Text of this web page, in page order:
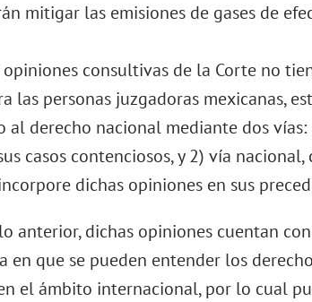
mitigar las emisiones de gases de
consultivas de la Corte no
las personas juzgadoras mexicanas,
al derecho nacional mediante dos
casos contenciosos, y 2) vía
dichas opiniones en sus
anterior, dichas opiniones cuentan
en que se pueden entender los
el ámbito internacional, por lo cual